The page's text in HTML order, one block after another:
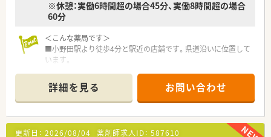
※育休取得率100％、復帰率100％（2022年度実績）
しています。
※休憩：実働6時間超の場合45分、実働8時間超の場合
60分
＜こんな薬局です＞
■小野田駅より徒歩4分と駅近の店舗です。県道沿いに位置して
います。
＜業務内容＞
■近隣のクリニックより内科、胃腸科、整形外科んなどをメイン
に処方応需しています。
■処方箋枚数は約80枚/日程度です。
詳細を見る お問い合わせ
更新日： 2026/08/04 薬剤師求人ID： 587610